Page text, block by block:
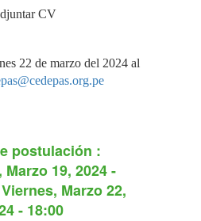
CV
22 de marzo del 2024 al
postulación :
Marzo 19, 2024 -
Viernes, Marzo 22,
- 18:00